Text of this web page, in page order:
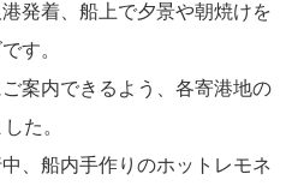
発着、船上で夕景や朝焼けを
す。
案内できるよう、各寄港地の
た。
、船内手作りのホットレモネ